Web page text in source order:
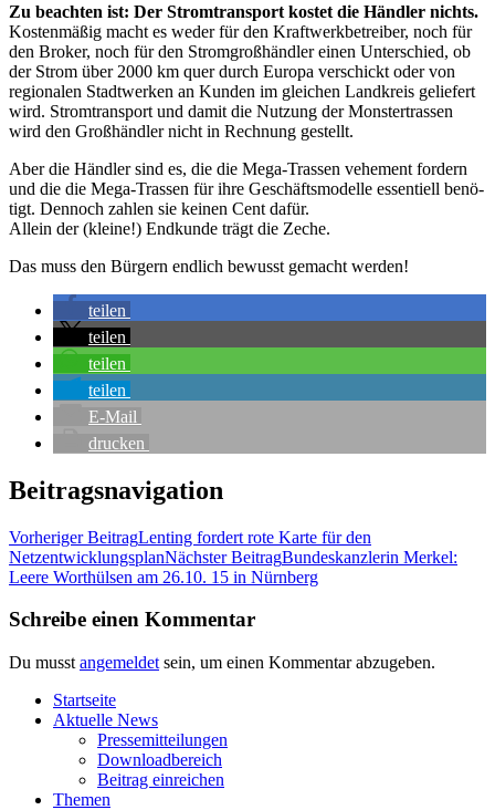
Zu beach­ten ist: Der Strom­trans­port kos­tet die Händ­ler nichts.
Kos­ten­mä­ßig macht es weder für den Kraft­werk­be­trei­ber, noch für
den Bro­ker, noch für den Strom­groß­händ­ler einen Unter­schied, ob
der Strom über 2000 km quer durch Euro­pa ver­schickt oder von
regio­na­len Stadt­wer­ken an Kun­den im glei­chen Land­kreis gelie­fert
wird. Strom­trans­port und damit die Nut­zung der Mons­ter­tras­sen
wird den Groß­händ­ler nicht in Rech­nung gestellt.
Aber die Händ­ler sind es, die die Mega-Tras­sen vehe­ment for­dern
und die die Mega-Tras­sen für ihre Geschäfts­mo­del­le essen­ti­ell benö­
tigt. Den­noch zah­len sie kei­nen Cent dafür.
Allein der (klei­ne!) End­kun­de trägt die Zeche.
Das muss den Bür­gern end­lich bewusst gemacht werden!
tei­len
tei­len
tei­len
tei­len
E‑Mail
dru­cken
Beitragsnavigation
Vorheriger BeitragLen­ting for­dert rote Kar­te für den
NetzentwicklungsplanNächster BeitragBun­des­kanz­le­rin Mer­kel:
Lee­re Wort­hül­sen am 26.10. 15 in Nürnberg
Schreibe einen Kommentar
Du musst angemeldet sein, um einen Kommentar abzugeben.
Start­sei­te
Aktu­el­le News
Pres­se­mit­tei­lun­gen
Down­load­be­reich
Bei­trag einreichen
The­men